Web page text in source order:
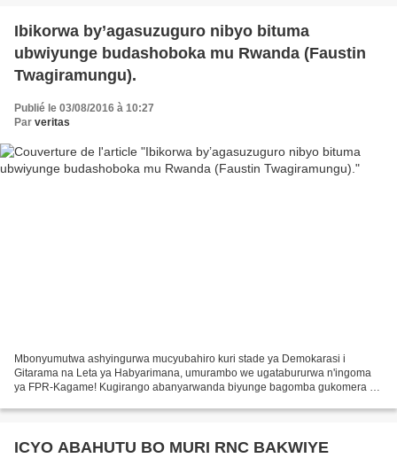
Ibikorwa by’agasuzuguro nibyo bituma
ubwiyunge budashoboka mu Rwanda (Faustin
Twagiramungu).
Publié le 03/08/2016 à 10:27
Par veritas
Mbonyumutwa ashyingurwa mucyubahiro kuri stade ya Demokarasi i
Gitarama na Leta ya Habyarimana, umurambo we ugatabururwa n'ingoma
ya FPR-Kagame! Kugirango abanyarwanda biyunge bagomba gukomera ku
ICYO ABAHUTU BO MURI RNC BAKWIYE